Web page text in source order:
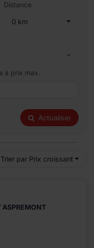
Distance
0 km
à prix max.
Actualiser
Trier par Prix croissant
ASPREMONT